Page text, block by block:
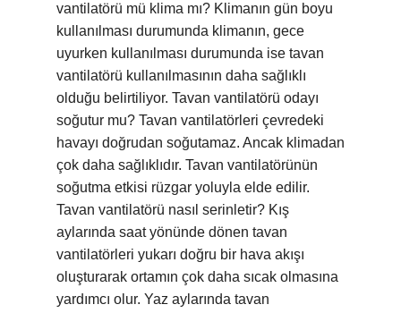
vantilatörü mü klima mı? Klimanın gün boyu
kullanılması durumunda klimanın, gece
uyurken kullanılması durumunda ise tavan
vantilatörü kullanılmasının daha sağlıklı
olduğu belirtiliyor. Tavan vantilatörü odayı
soğutur mu? Tavan vantilatörleri çevredeki
havayı doğrudan soğutamaz. Ancak klimadan
çok daha sağlıklıdır. Tavan vantilatörünün
soğutma etkisi rüzgar yoluyla elde edilir.
Tavan vantilatörü nasıl serinletir? Kış
aylarında saat yönünde dönen tavan
vantilatörleri yukarı doğru bir hava akışı
oluşturarak ortamın çok daha sıcak olmasına
yardımcı olur. Yaz aylarında tavan